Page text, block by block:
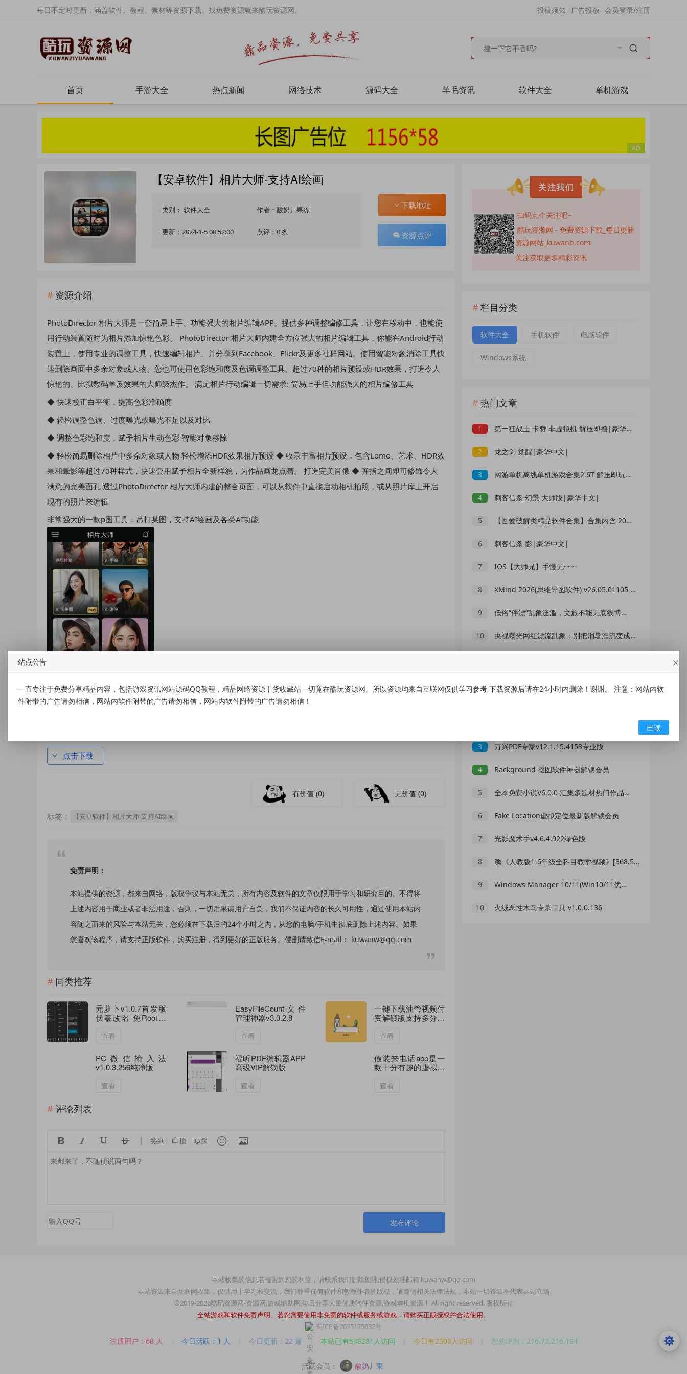
每日不定时更新，涵盖软件、教程、素材等资源下载。找免费资源就来酷玩资源网。 会员登录/注册
广告投放
投稿须知
首页 手游大全 热点新闻 网络技术 源码大全 羊毛资讯 软件大全 单机游戏
【安卓软件】相片大师-支持AI绘画
类别： 软件大全 作者：酸奶丿果冻
更新：2024-1-5 00:52:00 点评：0 条
下载地址
资源点评
资源介绍
PhotoDirector 相片大师是一套简易上手、功能强大的相片编辑APP。提供多种调整编修工具，让您在移动中，也能使
用行动装置随时为相片添加惊艳色彩。 PhotoDirector 相片大师内建全方位强大的相片编辑工具，你能在Android行动
装置上，使用专业的调整工具，快速编辑相片、并分享到Facebook、Flickr及更多社群网站。使用智能对象消除工具快
速删除画面中多余对象或人物。您也可使用色彩饱和度及色调调整工具、超过70种的相片预设或HDR效果，打造令人
惊艳的、比拟数码单反效果的大师级杰作。 满足相片行动编辑一切需求: 简易上手但功能强大的相片编修工具
◆ 快速校正白平衡，提高色彩准确度
◆ 轻松调整色调、过度曝光或曝光不足以及对比
◆ 调整色彩饱和度，赋予相片生动色彩 智能对象移除
◆ 轻松简易删除相片中多余对象或人物 轻松增添HDR效果相片预设 ◆ 收录丰富相片预设，包含Lomo、艺术、HDR效
果和晕影等超过70种样式，快速套用赋予相片全新样貌，为作品画龙点睛。 打造完美肖像 ◆ 弹指之间即可修饰令人
满意的完美面孔 透过PhotoDirector 相片大师内建的整合页面，可以从软件中直接启动相机拍照，或从照片库上开启
现有的照片来编辑
非常强大的一款p图工具，吊打某图，支持AI绘画及各类AI功能
点击下载
有价值(0) 无价值(0)
标签： 【安卓软件】相片大师-支持AI绘画
免责声明：
本站提供的资源，都来自网络，版权争议与本站无关，所有内容及软件的文章仅限用于学习和研究目的。不得将
上述内容用于商业或者非法用途，否则，一切后果请用户自负，我们不保证内容的长久可用性，通过使用本站内
容随之而来的风险与本站无关，您必须在下载后的24个小时之内，从您的电脑/手机中彻底删除上述内容。如果
您喜欢该程序，请支持正版软件，购买注册，得到更好的正版服务。侵删请致信E-mail： kuwanw@qq.com
同类推荐
元萝卜v1.0.7首发版
伏羲改名 免Root虚
查看
EasyFileCount文件
管理神器v3.0.2.8
查看
一键下载油管视频付
费解锁版支持多分辨
查看
PC微信输入法
v1.0.3.256纯净版
查看
福昕PDF编辑器APP
高级VIP解锁版
查看
假装来电话app是一
款十分有趣的虚拟来
聚会、相亲等，让你
查看
评论列表
    签到 顶 踩  
发布评论
关注我们
扫码点个关注吧~
酷玩资源网 - 免费资源下载_每日更新
资源网站_kuwanb.com
关注获取更多精彩资讯
栏目分类
软件大全 手机软件 电脑软件
Windows系统
热门文章
1 第一狂战士 卡赞 非虚拟机 解压即撸|豪华中文|
2 龙之剑 觉醒|豪华中文|
3 网游单机离线单机游戏合集2.6T 解压即玩 网盘下载 一键端免安装免配置
4 刺客信条 幻景 大师版|豪华中文|
5 【吾爱破解类精品软件合集】合集内含 2000 +实用工具 【1.5GB】
6 刺客信条 影|豪华中文|
7 IOS【大师兄】手慢无~~~
8 XMind 2026(思维导图软件) v26.05.01105 中文绿色版
9 低俗“伴漂”乱象泛滥，文旅不能无底线博流量
10 央视曝光网红漂流乱象：别把消暑漂流变成一场冒险赌命
3 万兴PDF专家v12.1.15.4153专业版
4 Background 抠图软件神器解锁会员
5 全本免费小说V6.0.0 汇集多题材热门作品内容
6 Fake Location虚拟定位最新版解锁会员
7 光影魔术手v4.6.4.922绿色版
8 📚《人教版1-6年级全科目教学视频》[368.5G/MP4]
9 Windows Manager 10/11(Win10/11优化大师) v2.3.2 多语便携版
10 火绒恶性木马专杀工具 v1.0.0.136
本站收集的信息若侵害到您的利益，请联系我们删除处理,侵权处理邮箱 kuwanw@qq.com
本站资源来自互联网收集，仅供用于学习和交流，我们尊重任何软件和教程作者的版权，请遵循相关法律法规，本站一切资源不代表本站立场
©2019-2026酷玩资源网-资源网,游戏辅助网,每日分享大量优质软件资源,游戏单机资源！ All right reserved. 版权所有
全站游戏和软件免责声明、若您需要使用非免费的软件或服务或游戏，请购买正版授权并合法使用。
蜀ICP备2025175632号
注册用户：68 人 今日活跃：1 人 今日更新：22 篇 | 本站已有548281人访问 今日有2300人访问 您的IP为：216.73.216.194
活跃会员： 酸奶丿果
站点公告
一直专注于免费分享精品内容，包括游戏资讯网站源码QQ教程，精品网络资源干货收藏站一切竟在酷玩资源网。所以资源均来自互联网仅供学习参考,下载资源后请在24小时内删除！谢谢。 注意：网站内软
件附带的广告请勿相信，网站内软件附带的广告请勿相信，网站内软件附带的广告请勿相信！
已读